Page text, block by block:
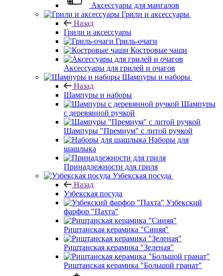
Аксессуары для мангалов
Грили и аксессуары
Назад
Грили и аксессуары
Гриль-очаги
Костровые чаши
Аксессуары для грилей и очагов
Шампуры и наборы
Назад
Шампуры и наборы
Шампуры
с деревянной ручкой
Шампуры "Премиум" с литой ручкой
Наборы для
шашлыка
Принадлежности для гриля
Узбекская посуда
Назад
Узбекская посуда
Узбекский
фарфор "Пахта"
Риштанская керамика "Синяя"
Риштанская керамика "Зеленая"
Риштанская керамика "Большой гранат"